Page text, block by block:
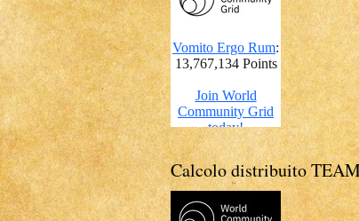
Calcolo distribuito